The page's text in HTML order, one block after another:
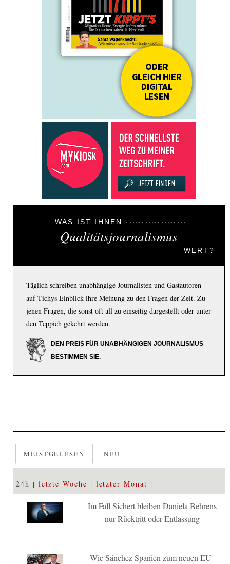
WAS IST IHNEN
Qualitätsjournalismus
WERT?
Täglich schreiben unabhängige Journalisten und Gastautoren
auf Tichys Einblick ihre Meinung zu den Fragen der Zeit. Zu
jenen Fragen, die sonst oft all zu einseitig dargestellt oder unter
den Teppich gekehrt werden.
DEN PREIS FÜR UNABHÄNGIGEN JOURNALISMUS
BESTIMMEN SIE.
MEISTGELESEN NEU
24h letzte Woche letzter Monat
Im Fall Sichert bleiben Daniela Behrens
nur Rücktritt oder Entlassung
Wie Sánchez Spanien zum neuen EU-